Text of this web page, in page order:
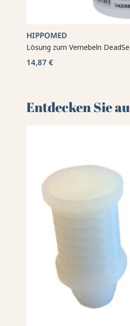
HIPPOMED
Lösung zum Vernebeln
14,87 €
Entdecken Sie